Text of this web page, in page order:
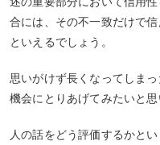
合には、その不一致だけで
といえるでしょう。
思いがけず長くなってしま
機会にとりあげてみたいと思
人の話をどう評価するかと